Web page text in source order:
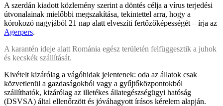
A szerdán kiadott közlemény szerint a döntés célja a vírus terjedési
útvonalainak mielőbbi megszakítása, tekintettel arra, hogy a
kórokozó nagyjából 21 nap alatt elveszíti fertőzőképességét – írja az
Agerpers.
A karantén ideje alatt Románia egész területén felfüggesztik a juhok
és kecskék szállítását.
Kivételt kizárólag a vágóhidak jelentenek: oda az állatok csak
közvetlenül a gazdaságokból vagy a gyűjtőközpontokból
szállíthatók, kizárólag az illetékes állategészségügyi hatóság
(DSVSA) által ellenőrzött és jóváhagyott írásos kérelem alapján.